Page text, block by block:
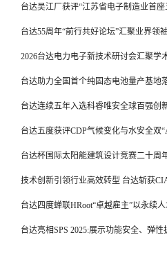
台达助力全国首个纯固态电池量产基地
台达五度获评CDP气候变化与水安全双
台达亮相SPS 2025:展示功能安全、弹